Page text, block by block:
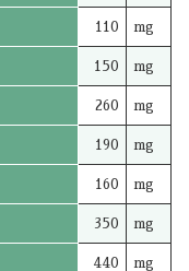
110 mg
150 mg
260 mg
190 mg
160 mg
350 mg
440 mg